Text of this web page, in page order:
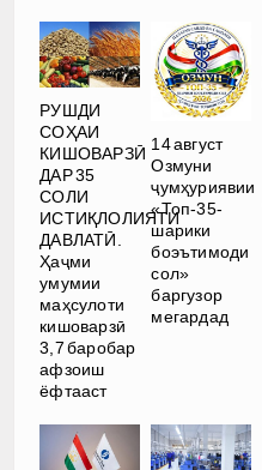
РУШДИ
СОҲАИ
КИШОВАРЗӢ
ДАР 35
СОЛИ
ИСТИҚЛОЛИЯТИ
ДАВЛАТӢ.
Ҳаҷми
умумии
маҳсулоти
кишоварзӣ
3,7 баробар
афзоиш
ёфтааст
14 август
Озмуни
ҷумҳуриявии
«Топ-35-
шарики
боэътимоди
сол»
баргузор
мегардад